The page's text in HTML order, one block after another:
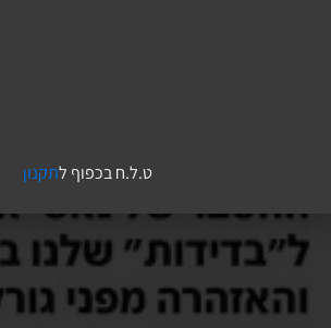
ט.ל.ח בכפוף לתקנון